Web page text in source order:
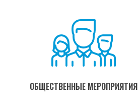
ОБЩЕСТВЕННЫЕ МЕРОПРИЯТИЯ